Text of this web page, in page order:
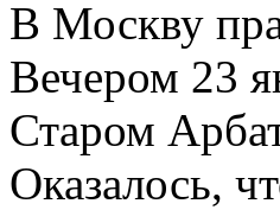
В Москву
Вечером 23
Старом
Оказалось,